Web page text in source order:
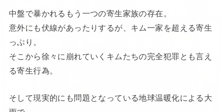
中盤で暴かれるもう一つの寄生家族の存在。
意外にも伏線があったりするが、キム一家を超える寄生
っぷり。
そこから徐々に崩れていくキムたちの完全犯罪とも言え
る寄生行為。
そして現実的にも問題となっている地球温暖化による大